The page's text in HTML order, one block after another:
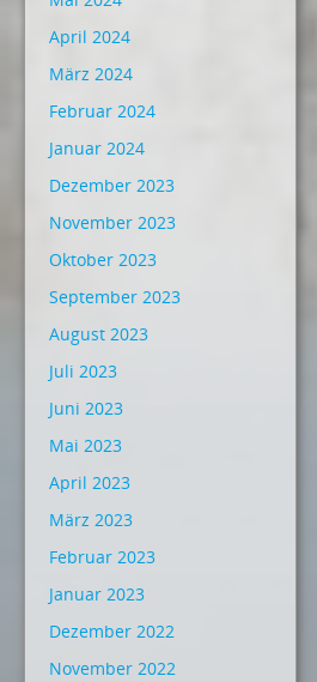
April 2024
März 2024
Februar 2024
Januar 2024
Dezember 2023
November 2023
Oktober 2023
September 2023
August 2023
Juli 2023
Juni 2023
Mai 2023
April 2023
März 2023
Februar 2023
Januar 2023
Dezember 2022
November 2022